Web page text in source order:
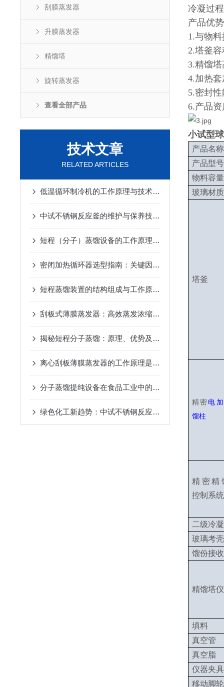
刮膜蒸发器
升膜蒸发器
精馏塔
旋转蒸发器
查看全部产品
技术文章
RELATED ARTICLES
低温循环制冷机的工作原理与技术优势 2025-02-14
中试不锈钢反应釜的维护与保养技巧
短程（分子）蒸馏设备的工作原理及应用
密闭加热循环器选型指南：关键因素与考量
短程蒸馏装置的结构组成与工作原理
刮板式薄膜蒸发器：高效蒸发浓缩设备的深度解析
揭秘短程分子蒸馏：原理、优势及未来发展趋势
离心刮板薄膜蒸发器的工作原理是什么？
分子蒸馏提纯设备在食品工业中的应用
绿色化工新趋势：中试不锈钢反应釜的环保应用 2024-
冷凝过
产品优
1.与物
2.塔釜
3.精馏
4.加热
5.密封
6.产品
小试型
产品名称
产品型号
物料容量
玻璃材质
塔釜
精密 电
馏柱
精密精
控制系统
二级冷
玻璃考
馏份接
精馏塔
填料
真空管
真空脂
仪器夹具
移动脚轮